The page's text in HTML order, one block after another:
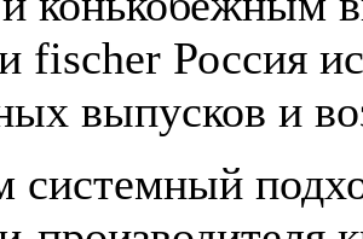
fischer Россия
выпусков и
системный